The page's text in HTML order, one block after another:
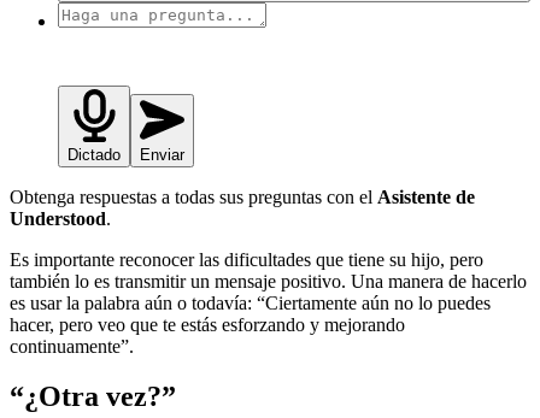
Dictado Enviar
Obtenga respuestas a todas sus preguntas con el Asistente de
Understood.
Es importante reconocer las dificultades que tiene su hijo, pero
también lo es transmitir un mensaje positivo. Una manera de hacerlo
es usar la palabra aún o todavía: “Ciertamente aún no lo puedes
hacer, pero veo que te estás esforzando y mejorando
continuamente”.
“¿Otra vez?”